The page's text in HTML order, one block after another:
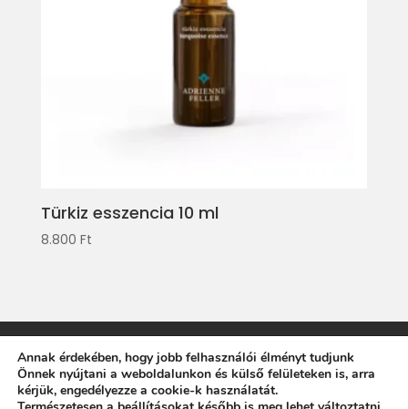
Türkiz esszencia 10 ml
8.800 Ft
Impresszum
Adatvédelmi tájékoztató
Általános Szerződési Feltételek
Annak érdekében, hogy jobb felhasználói élményt tudjunk
Önnek nyújtani a weboldalunkon és külső felületeken is, arra
kérjük, engedélyezze a cookie-k használatát.